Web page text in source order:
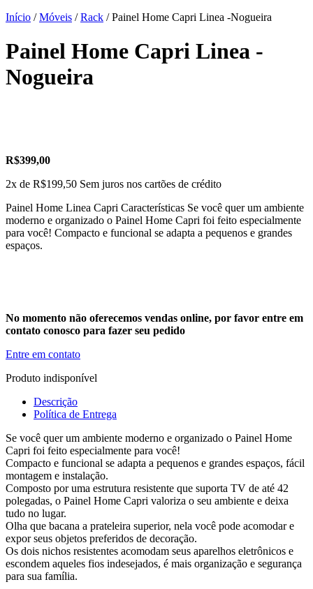
Início /Móveis /Rack / Painel Home Capri Linea -Nogueira
Painel Home Capri Linea -
Nogueira
R$399,00
2x de R$199,50 Sem juros nos cartões de crédito
Painel Home Linea Capri Características Se você quer um ambiente
moderno e organizado o Painel Home Capri foi feito especialmente
para você! Compacto e funcional se adapta a pequenos e grandes
espaços.
No momento não oferecemos vendas online, por favor entre em
contato conosco para fazer seu pedido
Entre em contato
Produto indisponível
Descrição
Política de Entrega
Se você quer um ambiente moderno e organizado o Painel Home
Capri foi feito especialmente para você!
Compacto e funcional se adapta a pequenos e grandes espaços, fácil
montagem e instalação.
Composto por uma estrutura resistente que suporta TV de até 42
polegadas, o Painel Home Capri valoriza o seu ambiente e deixa
tudo no lugar.
Olha que bacana a prateleira superior, nela você pode acomodar e
expor seus objetos preferidos de decoração.
Os dois nichos resistentes acomodam seus aparelhos eletrônicos e
escondem aqueles fios indesejados, é mais organização e segurança
para sua família.